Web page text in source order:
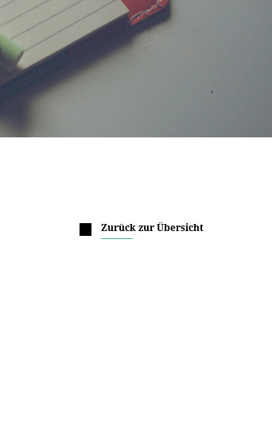
Zurück zur Übersicht